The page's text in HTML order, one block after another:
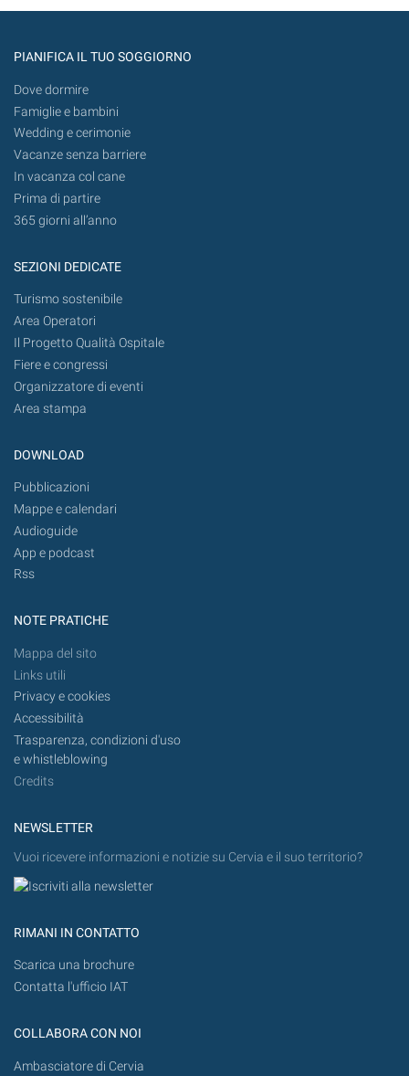
PIANIFICA IL TUO SOGGIORNO
Dove dormire
Famiglie e bambini
Wedding e cerimonie
Vacanze senza barriere
In vacanza col cane
Prima di partire
365 giorni all’anno
SEZIONI DEDICATE
Turismo sostenibile
Area Operatori
Il Progetto Qualità Ospitale
Fiere e congressi
Organizzatore di eventi
Area stampa
DOWNLOAD
Pubblicazioni
Mappe e calendari
Audioguide
App e podcast
Rss
NOTE PRATICHE
Mappa del sito
Links utili
Privacy e cookies
Accessibilità
Trasparenza, condizioni d'uso
e whistleblowing
Credits
NEWSLETTER
Vuoi ricevere informazioni e notizie su Cervia e il suo territorio?
RIMANI IN CONTATTO
Scarica una brochure
Contatta l'ufficio IAT
COLLABORA CON NOI
Ambasciatore di Cervia